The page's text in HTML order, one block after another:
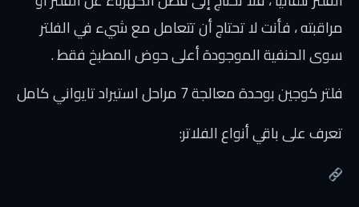
مراقبته ، فأنت لا تحتاج أن تتعامل مع شيء في الفلتر
سوى الحنفية الموجودة أعلى حوض المطبخ فقط .
فلتر كوجين بوحدة معالجة 7 مراحل استيراد تايواني كامل
تعرف على باقي أنواع الفلاتر: